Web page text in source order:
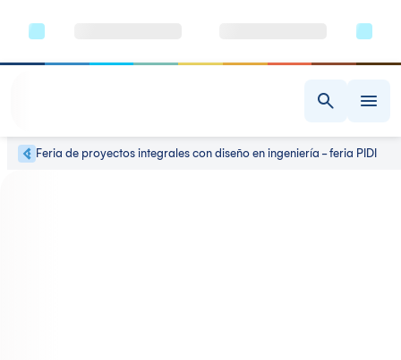
Feria de proyectos integrales con diseño en ingeniería - feria PIDI